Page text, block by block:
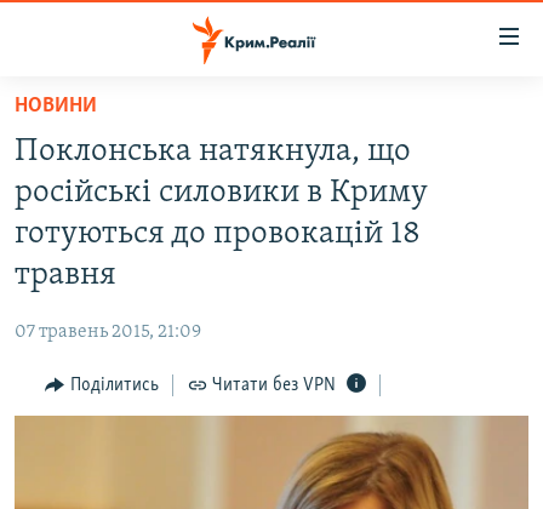
Перейти
основного
матеріалу
Перейти
до
основної
Перейти
пошуку
ВІДЕО ТА ФОТО
ПОГЛЯД
ІНТЕРВ'Ю
НОВИНИ
Поклонська натякнула, що
російські силовики в Криму
готуються до провокацій 18
травня
07 травень 2015, 21:09
Поділитись Читати без VPN